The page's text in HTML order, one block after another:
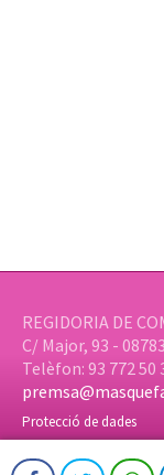
REGIDORIA DE
C/ Major, 93 -
Telèfon: 93 772 50
Protecció de dades